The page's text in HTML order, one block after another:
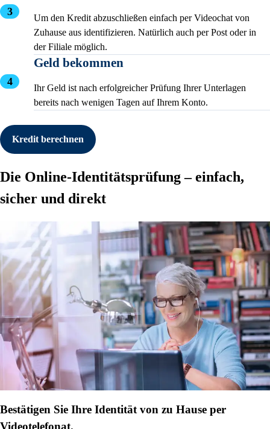
Um den Kredit abzuschließen einfach per Videochat von
Zuhause aus identifizieren. Natürlich auch per Post oder in
der Filiale möglich.
Geld bekommen
Ihr Geld ist nach erfolgreicher Prüfung Ihrer Unterlagen
bereits nach wenigen Tagen auf Ihrem Konto.
Kredit berechnen
Die Online-Identitätsprüfung – einfach,
sicher und direkt
Bestätigen Sie Ihre Identität von zu Hause per